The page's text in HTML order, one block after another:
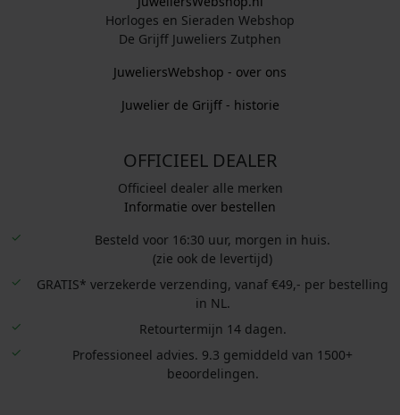
Horloges en Sieraden Webshop
De Grijff Juweliers Zutphen
JuweliersWebshop - over ons
Juwelier de Grijff - historie
OFFICIEEL DEALER
Officieel dealer alle merken
Informatie over bestellen
Besteld voor 16:30 uur, morgen in huis.
(zie ook de levertijd)
GRATIS* verzekerde verzending, vanaf €49,- per bestelling
in NL.
Retourtermijn 14 dagen.
Professioneel advies. 9.3 gemiddeld van 1500+
beoordelingen.